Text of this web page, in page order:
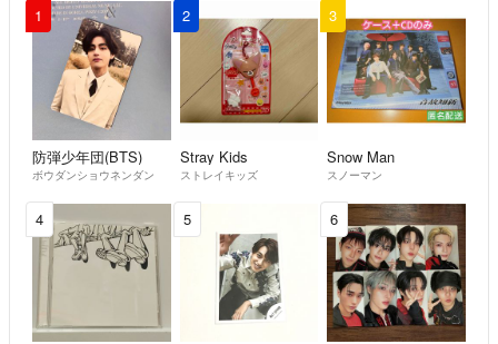
1
防弾少年団(BTS)
ボウダンショウネンダン
2
Stray Kids
ストレイキッズ
3
Snow Man
スノーマン
4 5 6